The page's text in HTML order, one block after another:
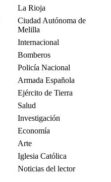
La Rioja
Ciudad Autónoma de
Melilla
Internacional
Bomberos
Policía Nacional
Armada Española
Ejército de Tierra
Salud
Investigación
Economía
Arte
Iglesia Católica
Noticias del lector